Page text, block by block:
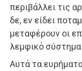
περιβάλλει τις
δε, εν είδει
μεταφέρουν οι
λεμφικό
Αυτά τα